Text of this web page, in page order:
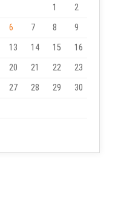
1
2
6 7 8
9
13 14 15
16
20 21 22
23
27 28 29
30